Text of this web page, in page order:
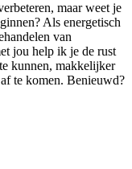
maar weet je
Als energetisch
van
jou help ik je de rust
kunnen, makkelijker
te komen. Benieuwd?